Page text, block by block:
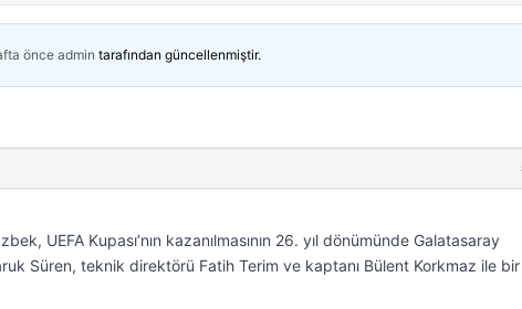
önce admin tarafından güncellenmiştir.
UEFA Kupası’nın kazanılmasının 26. yıl dönümünde Galatasaray
Süren, teknik direktörü Fatih Terim ve kaptanı Bülent Korkmaz ile